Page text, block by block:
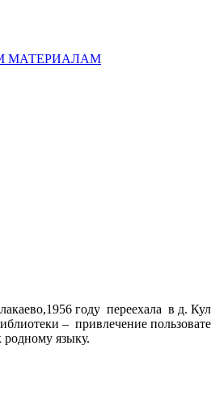
МАТЕРИАЛАМ
году переехала в
– привлечение
родному языку.